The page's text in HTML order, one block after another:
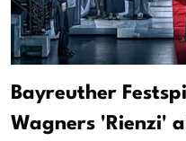
Bayreuther
Wagners 'Rienzi'